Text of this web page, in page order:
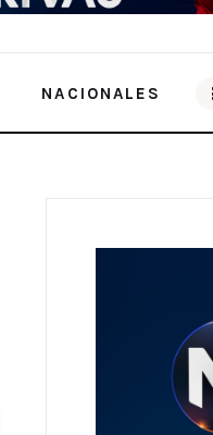
NACIONALES